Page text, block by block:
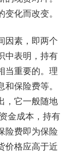
化而改变。
素，即两个
中表明，持有
当重要的。理
保险费等。
，它一般随地
金成本，持有
险费即为保险
价格应高于近